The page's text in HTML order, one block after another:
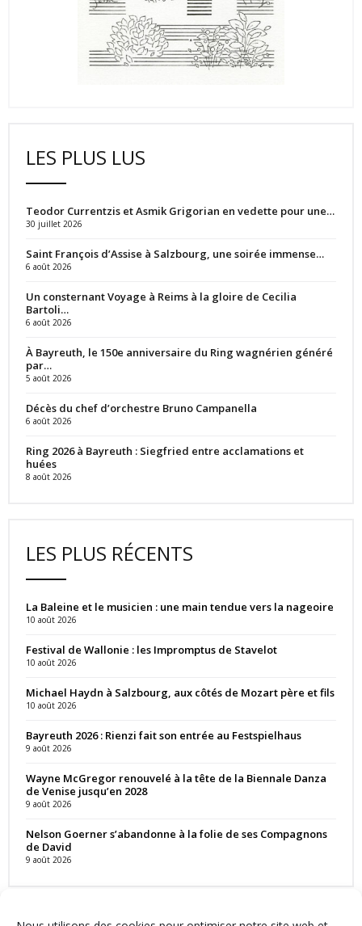
LES PLUS LUS
Teodor Currentzis et Asmik Grigorian en vedette pour une…
30 juillet 2026
Saint François d’Assise à Salzbourg, une soirée immense…
6 août 2026
Un consternant Voyage à Reims à la gloire de Cecilia
Bartoli…
6 août 2026
À Bayreuth, le 150e anniversaire du Ring wagnérien généré
par…
5 août 2026
Décès du chef d’orchestre Bruno Campanella
6 août 2026
Ring 2026 à Bayreuth : Siegfried entre acclamations et
huées
8 août 2026
LES PLUS RÉCENTS
La Baleine et le musicien : une main tendue vers la nageoire
10 août 2026
Festival de Wallonie : les Impromptus de Stavelot
10 août 2026
Michael Haydn à Salzbourg, aux côtés de Mozart père et fils
10 août 2026
Bayreuth 2026 : Rienzi fait son entrée au Festspielhaus
9 août 2026
Wayne McGregor renouvelé à la tête de la Biennale Danza
de Venise jusqu’en 2028
9 août 2026
Nelson Goerner s’abandonne à la folie de ses Compagnons
de David
9 août 2026